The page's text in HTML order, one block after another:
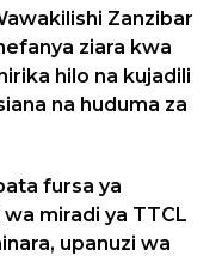
Zanzibar
ziara kwa
hilo na kujadili
na huduma za
fursa ya
miradi ya TTCL
upanuzi wa